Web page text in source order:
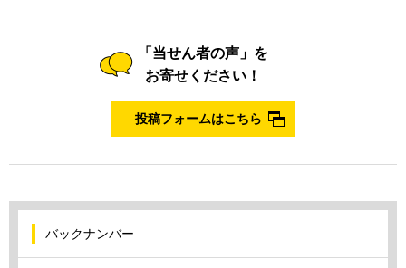
「当せん者の声」を
お寄せください！
投稿フォームはこちら
バックナンバー